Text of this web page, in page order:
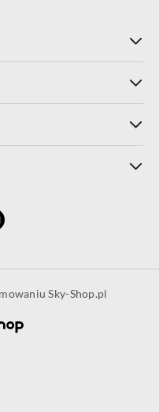
Sky-Shop.pl